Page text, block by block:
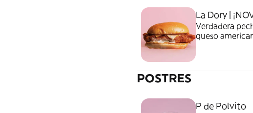
La Dory |
Verdadera
queso
POSTRES
P de Polvito